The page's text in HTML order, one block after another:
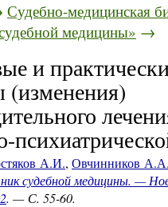
Судебно-медицинская
медицины» →
и
(изменения)
А.И., Овчинников А.А.
судебной медицины. —
. — С. 55-60.